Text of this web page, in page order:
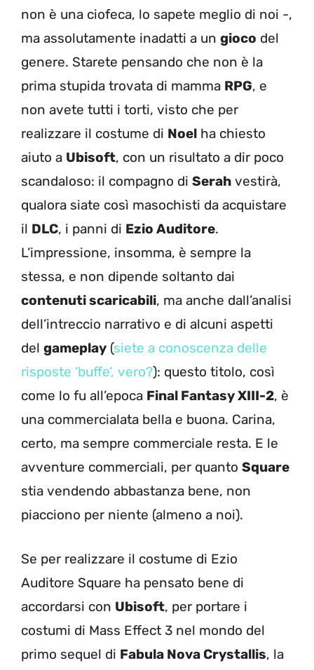
non è una ciofeca, lo sapete meglio di noi -,
ma assolutamente inadatti a un gioco del
genere. Starete pensando che non è la
prima stupida trovata di mamma RPG, e
non avete tutti i torti, visto che per
realizzare il costume di Noel ha chiesto
aiuto a Ubisoft, con un risultato a dir poco
scandaloso: il compagno di Serah vestirà,
qualora siate così masochisti da acquistare
il DLC, i panni di Ezio Auditore.
L’impressione, insomma, è sempre la
stessa, e non dipende soltanto dai
contenuti scaricabili, ma anche dall’analisi
dell’intreccio narrativo e di alcuni aspetti
del gameplay (siete a conoscenza delle
risposte ‘buffe’, vero?): questo titolo, così
come lo fu all’epoca Final Fantasy XIII-2, è
una commercialata bella e buona. Carina,
certo, ma sempre commerciale resta. E le
avventure commerciali, per quanto Square
stia vendendo abbastanza bene, non
piacciono per niente (almeno a noi).
Se per realizzare il costume di Ezio
Auditore Square ha pensato bene di
accordarsi con Ubisoft, per portare i
costumi di Mass Effect 3 nel mondo del
primo sequel di Fabula Nova Crystallis, la